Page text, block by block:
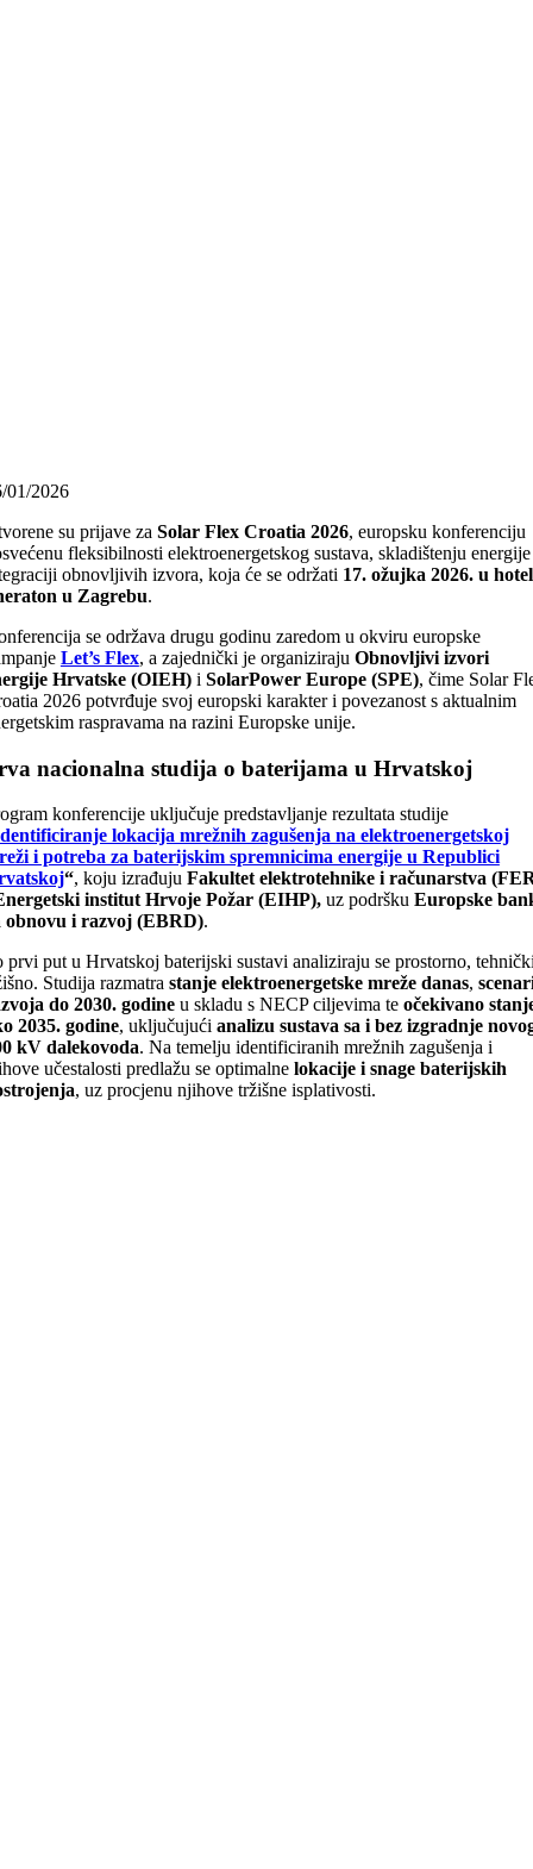
01/2026
su prijave za Solar Flex Croatia 2026, europsku konferenciju
fleksibilnosti elektroenergetskog sustava, skladištenju
obnovljivih izvora, koja će se održati 17. ožujka 2026. u
u Zagrebu.
se održava drugu godinu zaredom u okviru europske
Let’s Flex, a zajednički je organiziraju Obnovljivi izvori
Hrvatske(OIEH)i SolarPower Europe (SPE), čime Solar
2026 potvrđuje svoj europski karakter i povezanost s aktualnim
raspravama na razini Europske unije.
nacionalna studija o baterijama u Hrvatskoj
konferencije uključuje predstavljanje rezultata studije
lokacija mrežnih zagušenja na elektroenergetskoj
i potreba za baterijskim spremnicima energije u Republici
“, koju izrađuju Fakultet elektrotehnike i računarstva
institut Hrvoje Požar(EIHP), uz podršku Europske
obnovu i razvoj (EBRD).
prvi put u Hrvatskoj baterijski sustavi analiziraju se prostorno,
Studija razmatra stanje elektroenergetske mreže danas,
do 2030. godineu skladu s NECP ciljevima te očekivano
2035. godine, uključujući analizu sustava sa i bez izgradnje
kV dalekovoda. Na temelju identificiranih mrežnih zagušenja i
učestalosti predlažu se optimalne lokacije i snage baterijskih
, uz procjenu njihove tržišne isplativosti.